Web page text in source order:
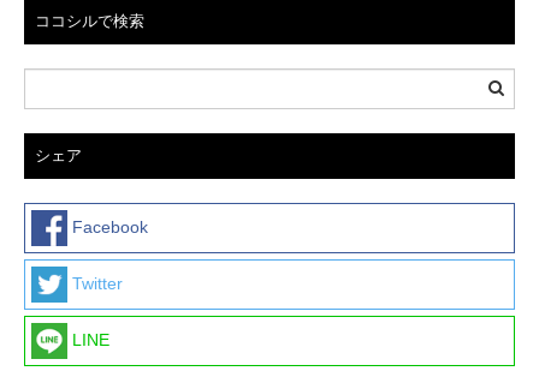
ココシルで検索
シェア
Facebook
Twitter
LINE